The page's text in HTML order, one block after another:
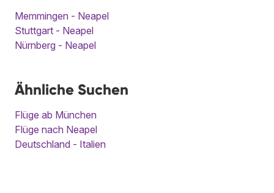
Memmingen - Neapel
Stuttgart - Neapel
Nürnberg - Neapel
Ähnliche Suchen
Flüge ab München
Flüge nach Neapel
Deutschland - Italien